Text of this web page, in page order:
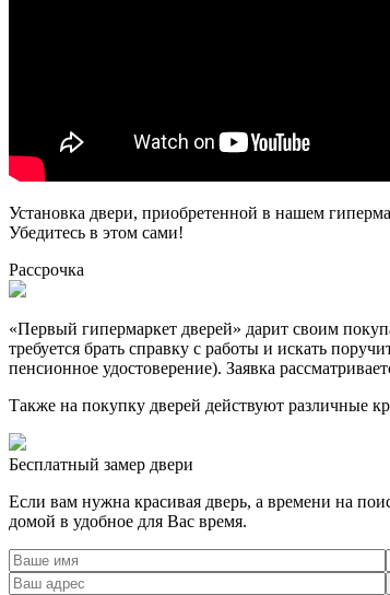
Установка двери, приобретенной в нашем
Убедитесь в этом сами!
Рассрочка
«Первый гипермаркет дверей» дарит своим
требуется брать справку с работы и искать
пенсионное удостоверение). Заявка
Также на покупку дверей действуют различные
Бесплатный замер двери
Если вам нужна красивая дверь, а времени на
домой в удобное для Вас время.